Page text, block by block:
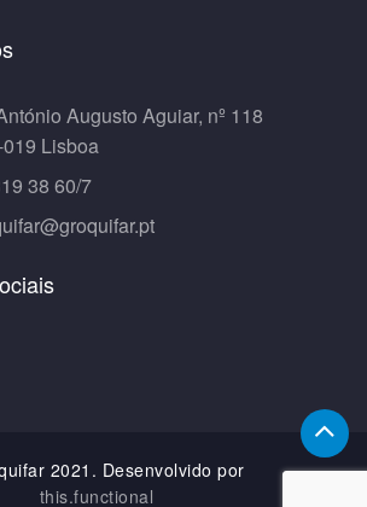
Augusto Aguiar, nº 118
Lisboa
38 60/7
2021. Desenvolvido por
this.functional